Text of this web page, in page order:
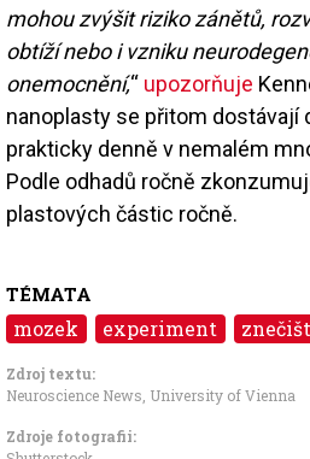
mohou zvýšit riziko zánětů,
obtíží nebo i vzniku
onemocnění,“ upozorňuje
nanoplasty se přitom dostávají
prakticky denně v nemalém
Podle odhadů ročně
plastových částic ročně.
TÉMATA
mozek experiment
Zdroj textu:
Neuroscience News University of Vienna
Zdroje fotografii: